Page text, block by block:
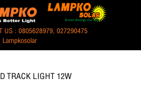
US : 0805628979, 027290475
Lampkosolar
TRACK LIGHT 12W